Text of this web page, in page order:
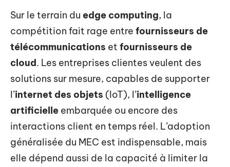
Sur le terrain du edge computing, la
compétition fait rage entre fournisseurs de
télécommunications et fournisseurs de
cloud. Les entreprises clientes veulent des
solutions sur mesure, capables de supporter
l’internet des objets (IoT), l’intelligence
artificielle embarquée ou encore des
interactions client en temps réel. L’adoption
généralisée du MEC est indispensable, mais
elle dépend aussi de la capacité à limiter la